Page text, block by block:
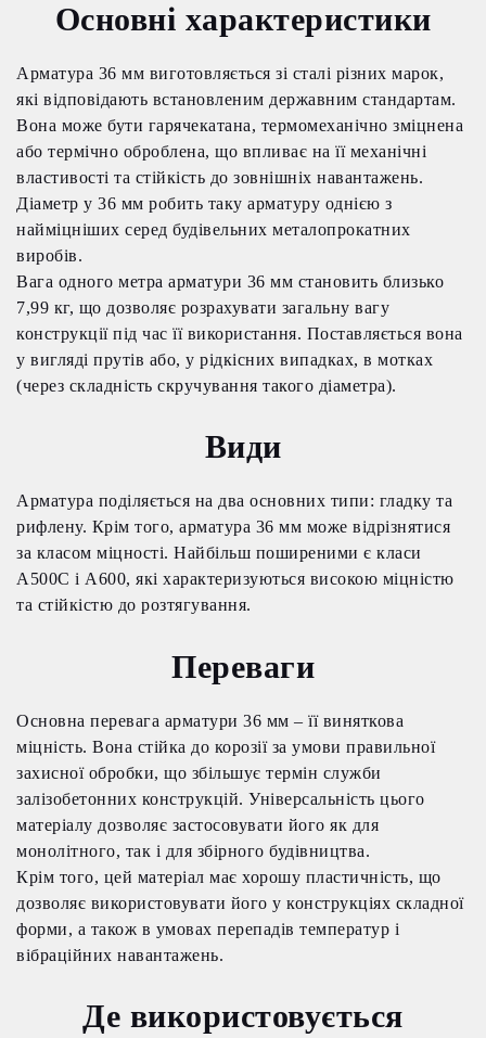
Основні характеристики
Арматура 36 мм виготовляється зі сталі різних марок,
які відповідають встановленим державним стандартам.
Вона може бути гарячекатана, термомеханічно зміцнена
або термічно оброблена, що впливає на її механічні
властивості та стійкість до зовнішніх навантажень.
Діаметр у 36 мм робить таку арматуру однією з
найміцніших серед будівельних металопрокатних
виробів.
Вага одного метра арматури 36 мм становить близько
7,99 кг, що дозволяє розрахувати загальну вагу
конструкції під час її використання. Поставляється вона
у вигляді прутів або, у рідкісних випадках, в мотках
(через складність скручування такого діаметра).
Види
Арматура поділяється на два основних типи: гладку та
рифлену. Крім того, арматура 36 мм може відрізнятися
за класом міцності. Найбільш поширеними є класи
А500С і А600, які характеризуються високою міцністю
та стійкістю до розтягування.
Переваги
Основна перевага арматури 36 мм – її виняткова
міцність. Вона стійка до корозії за умови правильної
захисної обробки, що збільшує термін служби
залізобетонних конструкцій. Універсальність цього
матеріалу дозволяє застосовувати його як для
монолітного, так і для збірного будівництва.
Крім того, цей матеріал має хорошу пластичність, що
дозволяє використовувати його у конструкціях складної
форми, а також в умовах перепадів температур і
вібраційних навантажень.
Де використовується